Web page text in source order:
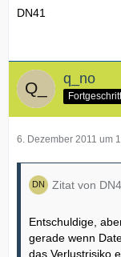
DN41
q_no
6. Dezember 2011 um
Zitat von
Entschuldige,
gerade wenn
das Verlustrisiko